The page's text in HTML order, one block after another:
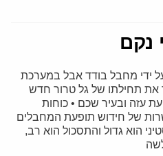
נקם
ידי מחבל בודד אבל במערכת
תחילתו של גל טרור חדש
עזה ובעיר שכם • כוחות
של חידוש תופעת המחבלים
הוא גדול והתסכול הוא רב,